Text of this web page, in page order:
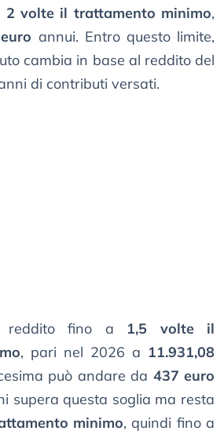
2 volte il trattamento minimo,
annui. Entro questo limite,
cambia in base al reddito del
di contributi versati.
fino a 1,5 volte il
, pari nel 2026 a 11.931,08
può andare da 437 euro
supera questa soglia ma resta
minimo, quindi fino a